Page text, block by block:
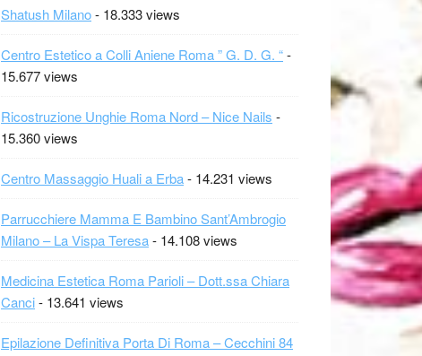
Shatush Milano- 18.333 views
Centro Estetico a Colli Aniene Roma ” G. D. G. “-
15.677 views
Ricostruzione Unghie Roma Nord – Nice Nails -
15.360 views
Centro Massaggio Huali a Erba- 14.231 views
Parrucchiere Mamma E Bambino Sant’Ambrogio
Milano – La Vispa Teresa- 14.108 views
Medicina Estetica Roma Parioli – Dott.ssa Chiara
Canci- 13.641 views
Epilazione Definitiva Porta Di Roma – Cecchini 84